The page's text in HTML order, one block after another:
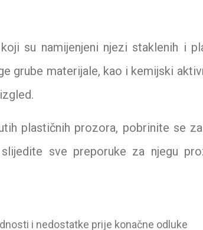
su namijenjeni njezi staklenih i
grube materijale, kao i kemijski
plastičnih prozora, pobrinite se
sve preporuke za njegu
i nedostatke prije konačne odluke